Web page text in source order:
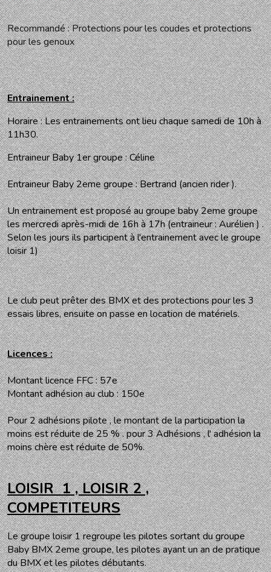
Recommandé : Protections pour les coudes et protections
pour les genoux
Entrainement :
Horaire : Les entrainements ont lieu chaque samedi de 10h à
11h30.
Entraineur Baby 1er groupe : Céline
Entraineur Baby 2eme groupe : Bertrand (ancien rider ).
Un entrainement est proposé au groupe baby 2eme groupe
les mercredi après-midi de 16h à 17h (entraineur : Aurélien ) .
Selon les jours ils participent à l'entrainement avec le groupe
loisir 1)
Le club peut prêter des BMX et des protections pour les 3
essais libres, ensuite on passe en location de matériels.
Licences :
Montant licence FFC : 57e
Montant adhésion au club : 150e
Pour 2 adhésions pilote , le montant de la participation la
moins est réduite de 25 % . pour 3 Adhésions , l' adhésion la
moins chère est réduite de 50%.
LOISIR 1 , LOISIR 2 ,
COMPETITEURS
Le groupe loisir 1 regroupe les pilotes sortant du groupe
Baby BMX 2eme groupe, les pilotes ayant un an de pratique
du BMX et les pilotes débutants.